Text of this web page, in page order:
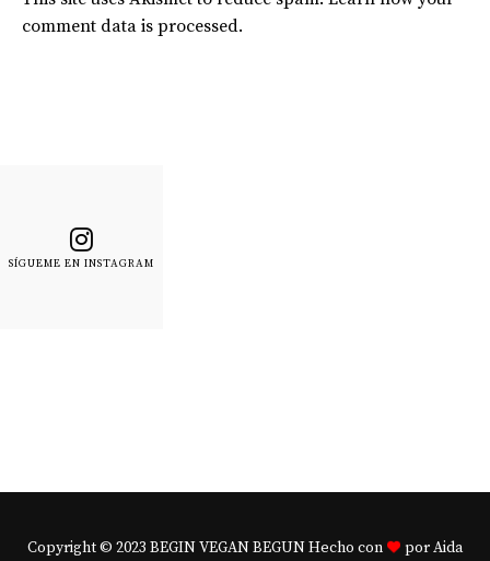
comment data is processed.
SÍGUEME EN INSTAGRAM
Copyright © 2023 BEGIN VEGAN BEGUN Hecho con por Aida